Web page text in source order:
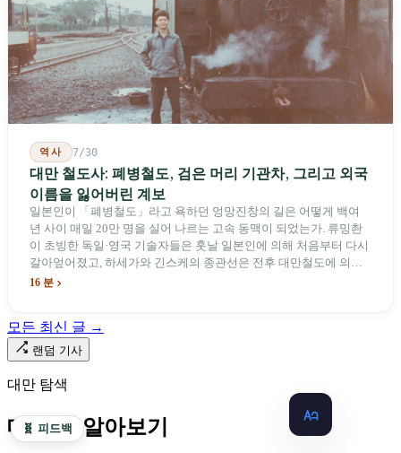
역사 7/30
대만 철도사: 폐병철도, 검은 머리 기관차, 그리고 외국
이름을 잃어버린 계보
일본인이 「폐병철도」라고 욕하던 엉망진창의 길은 어떻게 백여
년 사이 매일 20만 명을 실어 나르는 고속 동맥이 되었는가. 류밍촨
이 초빙한 독일·영국 기술자들은 훗날 일본인에 의해 처음부터 다시
갈아엎어졌고, 하세가와 긴스케의 종관선은 전후 대만철도에 의해
이름과 번호가 바뀌었다. 세대마다 앞선 세대의 기록을 주석으로 밀
다. 마침내 푸유마·타로코 세대에 이르러서야 원주민 지명이 다시 철
로 위에 깔렸다.
16 분
모든 최신 글 →
랜덤 기사
대만 탐색
대만 더 알아보기
🧬 피드백